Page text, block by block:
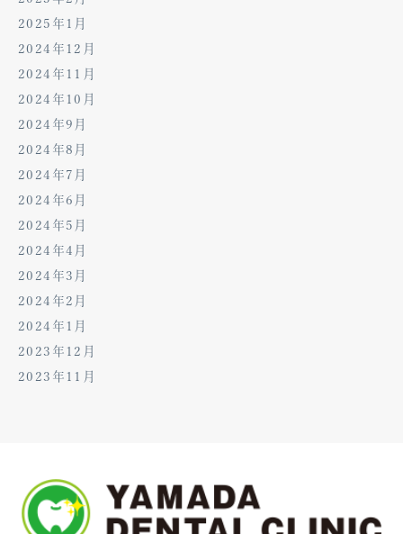
2025年1月
2024年12月
2024年11月
2024年10月
2024年9月
2024年8月
2024年7月
2024年6月
2024年5月
2024年4月
2024年3月
2024年2月
2024年1月
2023年12月
2023年11月